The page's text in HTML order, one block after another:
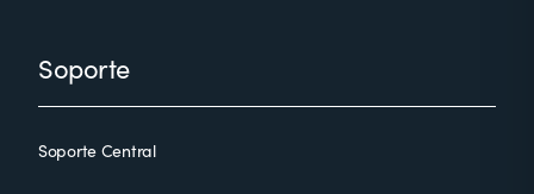
Soporte
Soporte Central